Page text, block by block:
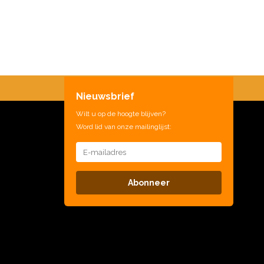
Nieuwsbrief
Wilt u op de hoogte blijven?
Word lid van onze mailinglijst:
Abonneer